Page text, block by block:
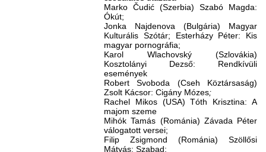
Marko Čudić (Szerbia) Szabó Magda:
Ókút;
Jonka Najdenova (Bulgária) Magyar
Kulturális Szótár; Esterházy Péter: Kis
magyar pornográfia;
Karol Wlachovský (Szlovákia)
Kosztolányi Dezső: Rendkívüli
események
Robert Svoboda (Cseh Köztársaság)
Zsolt Kácsor: Cigány Mózes;
Rachel Mikos (USA) Tóth Krisztina: A
majom szeme
Mihók Tamás (Románia) Závada Péter
válogatott versei;
Filip Zsigmond (Románia) Szöllősi
Mátyás: Szabad;